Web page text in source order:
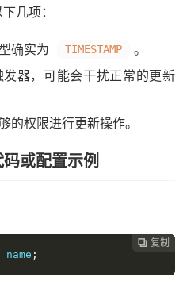
几项：
确实为 TIMESTAMP
。
器，可能会干扰正常的更新
的权限进行更新操作。
或配置示例
 复制
 复制
 复制
 复制
 复制
 复制
;